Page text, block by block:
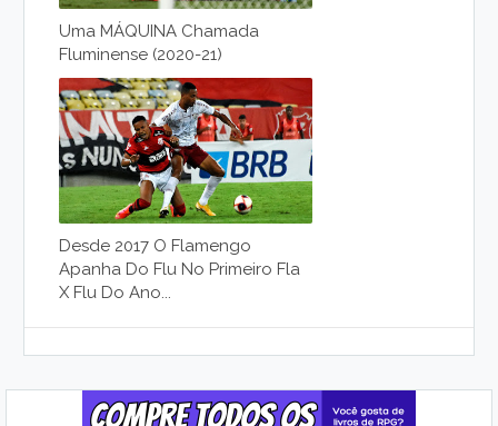
Uma MÁQUINA Chamada
Fluminense (2020-21)
Desde 2017 O Flamengo
Apanha Do Flu No Primeiro Fla
X Flu Do Ano...